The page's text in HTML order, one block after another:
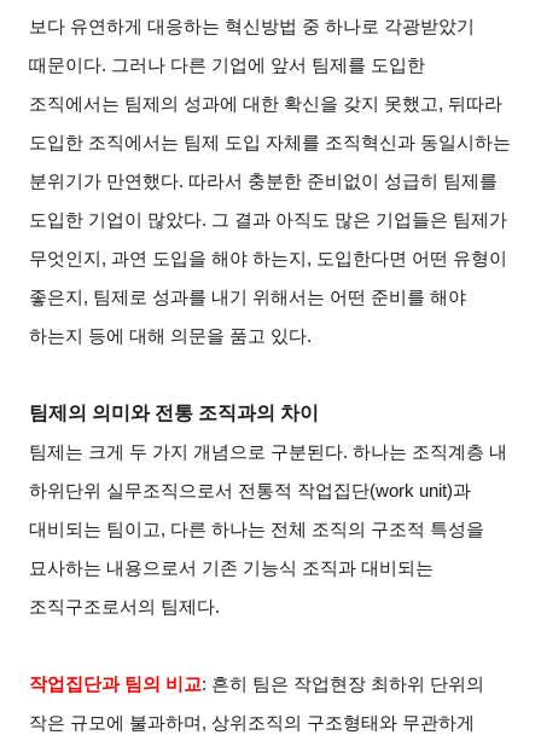
보다 유연하게 대응하는 혁신방법 중 하나로 각광받았기
때문이다. 그러나 다른 기업에 앞서 팀제를 도입한
조직에서는 팀제의 성과에 대한 확신을 갖지 못했고, 뒤따라
도입한 조직에서는 팀제 도입 자체를 조직혁신과 동일시하는
분위기가 만연했다. 따라서 충분한 준비없이 성급히 팀제를
도입한 기업이 많았다. 그 결과 아직도 많은 기업들은 팀제가
무엇인지, 과연 도입을 해야 하는지, 도입한다면 어떤 유형이
좋은지, 팀제로 성과를 내기 위해서는 어떤 준비를 해야
하는지 등에 대해 의문을 품고 있다.
팀제의 의미와 전통 조직과의 차이
팀제는 크게 두 가지 개념으로 구분된다. 하나는 조직계층 내
하위단위 실무조직으로서 전통적 작업집단(work unit)과
대비되는 팀이고, 다른 하나는 전체 조직의 구조적 특성을
묘사하는 내용으로서 기존 기능식 조직과 대비되는
조직구조로서의 팀제다.
작업집단과 팀의 비교: 흔히 팀은 작업현장 최하위 단위의
작은 규모에 불과하며, 상위조직의 구조형태와 무관하게